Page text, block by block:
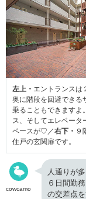
左上・ エントランスは
奥に階段を回避できる
乗ることもできますよ
ス、そしてエレベー
ペースが♡／右下・ ９
住戸の玄関扉です。
cowcamo
人通りが
６日間勤
の交差点